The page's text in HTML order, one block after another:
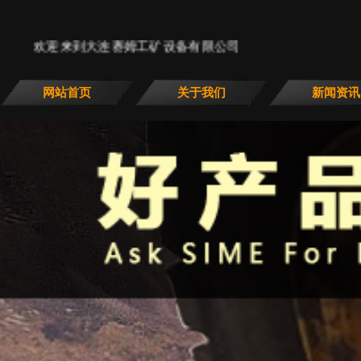
网站首页 关于我们 新闻资讯
欢迎来到大连赛姆工矿设备有限公司